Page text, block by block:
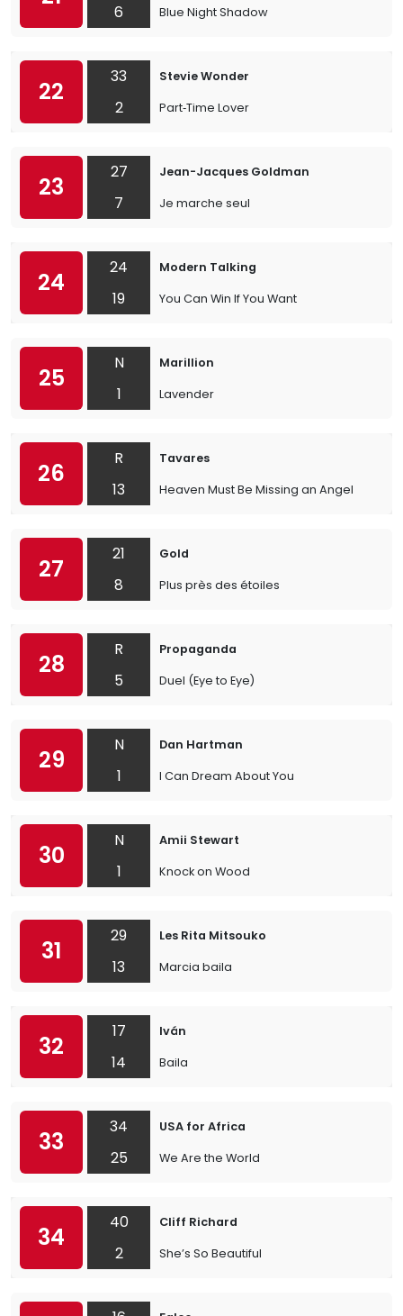
6 Blue Night Shadow
22
33
2
Stevie Wonder
Part‐Time Lover
23
27
7
Jean-Jacques Goldman
Je marche seul
24
24
19
Modern Talking
You Can Win If You Want
25
N
1
Marillion
Lavender
26
R
13
Tavares
Heaven Must Be Missing an Angel
27
21
8
Gold
Plus près des étoiles
28
R
5
Propaganda
Duel (Eye to Eye)
29
N
1
Dan Hartman
I Can Dream About You
30
N
1
Amii Stewart
Knock on Wood
31
29
13
Les Rita Mitsouko
Marcia baila
32
17
14
Iván
Baila
33
34
25
USA for Africa
We Are the World
34
40
2
Cliff Richard
She’s So Beautiful